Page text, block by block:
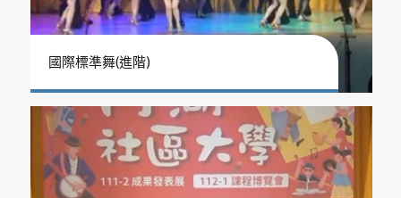
國際標準舞(進階)